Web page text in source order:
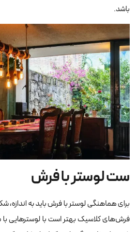
باشد.
ست لوستر با فرش
برای هماهنگی لوستر با فرش باید به
فرش‌های کلاسیک بهتر است با لوسترهایی